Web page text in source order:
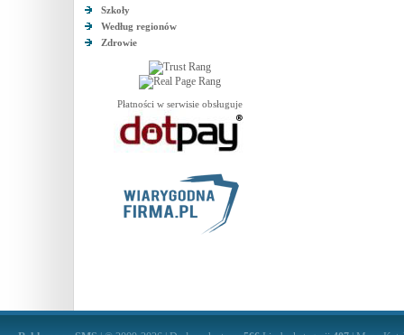
Szkoły
Według regionów
Zdrowie
Płatności w serwisie obsługuje